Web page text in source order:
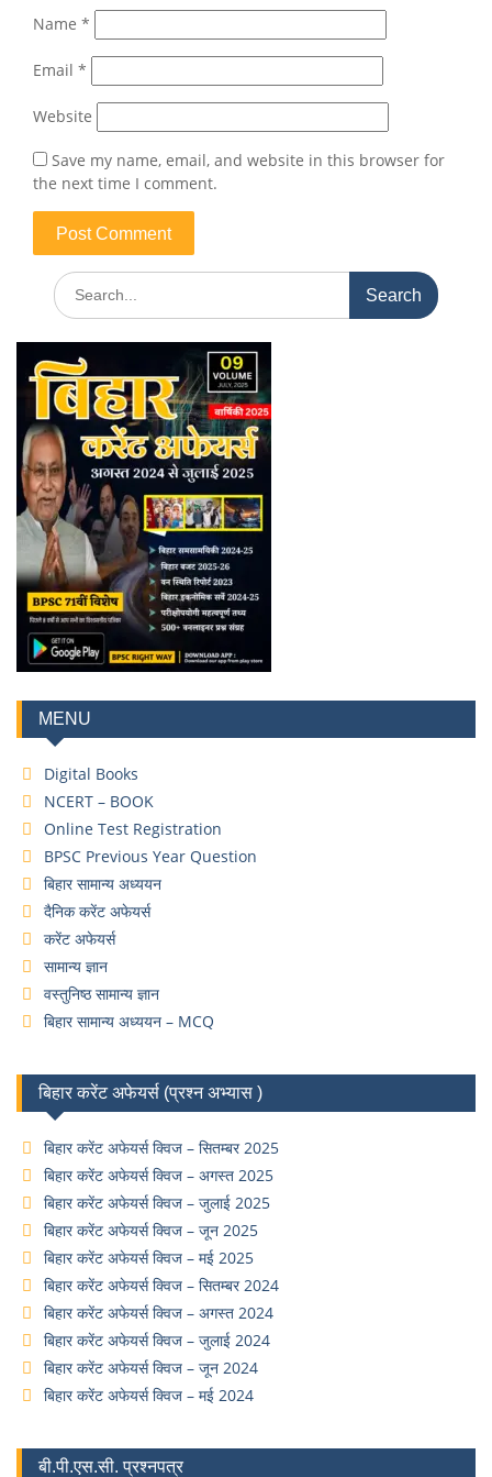
Name *
Email *
Website
Save my name, email, and website in this browser for
the next time I comment.
MENU
Digital Books
NCERT – BOOK
Online Test Registration
BPSC Previous Year Question
बिहार सामान्य अध्ययन
दैनिक करेंट अफेयर्स
करेंट अफेयर्स
सामान्य ज्ञान
वस्तुनिष्ठ सामान्य ज्ञान
बिहार सामान्य अध्ययन – MCQ
बिहार करेंट अफेयर्स (प्रश्न अभ्यास )
बिहार करेंट अफेयर्स क्विज – सितम्बर 2025
बिहार करेंट अफेयर्स क्विज – अगस्त 2025
बिहार करेंट अफेयर्स क्विज – जुलाई 2025
बिहार करेंट अफेयर्स क्विज – जून 2025
बिहार करेंट अफेयर्स क्विज – मई 2025
बिहार करेंट अफेयर्स क्विज – सितम्बर 2024
बिहार करेंट अफेयर्स क्विज – अगस्त 2024
बिहार करेंट अफेयर्स क्विज – जुलाई 2024
बिहार करेंट अफेयर्स क्विज – जून 2024
बिहार करेंट अफेयर्स क्विज – मई 2024
बी.पी.एस.सी. प्रश्नपत्र